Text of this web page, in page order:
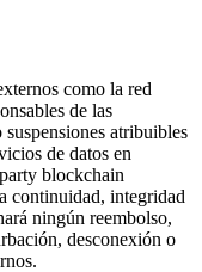
como la red
de las
atribuibles
de datos en
blockchain
continuidad, integridad
ningún reembolso,
desconexión o